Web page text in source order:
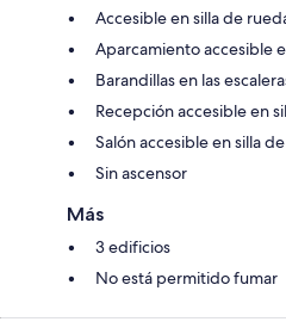
Accesible en silla de
Aparcamiento accesible
Barandillas en las
Recepción accesible en
Salón accesible en silla
Sin ascensor
Más
3 edificios
No está permitido fumar